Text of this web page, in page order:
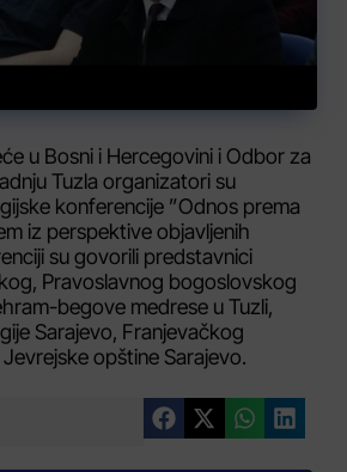
u Bosni i Hercegovini i Odbor za
Tuzla organizatori su
konferencije ”Odnos prema
iz perspektive objavljenih
su govorili predstavnici
Pravoslavnog bogoslovskog
begove medrese u Tuzli,
Sarajevo, Franjevačkog
opštine Sarajevo.